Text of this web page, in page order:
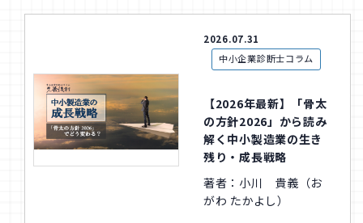
2026.07.31
中小企業診断士コラム
【2026年最新】「骨太
の方針2026」から読み
解く中小製造業の生き
残り・成長戦略
著者：小川 貴義（お
がわ たかよし）